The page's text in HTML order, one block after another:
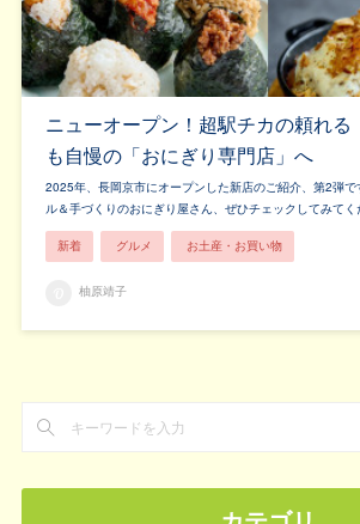
ニューオープン！超駅チカの頼れる
も自慢の「おにぎり専門店」へ
2025年、長岡京市にオープンした新店のご紹介、第2弾
ル＆手づくりのおにぎり屋さん、ぜひチェックしてみて
新着 グルメ お土産・お買い物
柚原靖子